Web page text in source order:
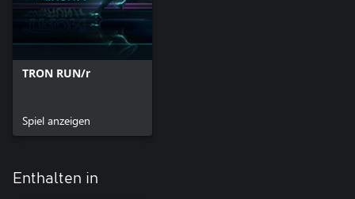
TRON RUN/r
Spiel anzeigen
Enthalten in